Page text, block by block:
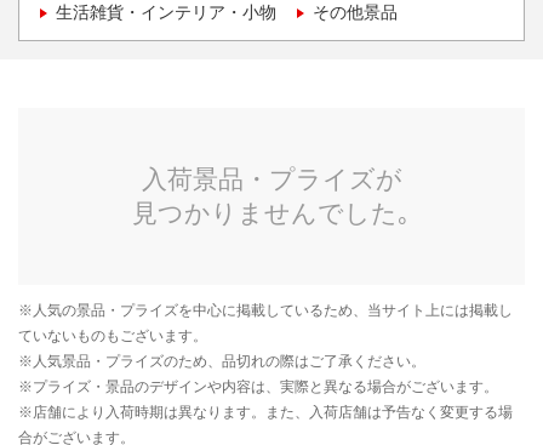
生活雑貨・インテリア・小物 その他景品